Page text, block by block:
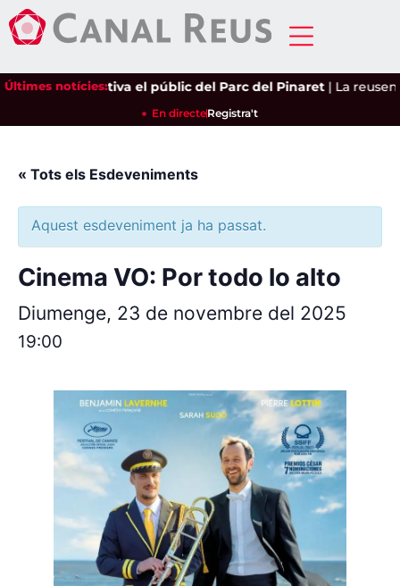
Últimes notícies:
Castro captiva el públic del Parc del Pinaret|La
En directeRegistra't
« Tots els Esdeveniments
Aquest esdeveniment ja ha passat.
Cinema VO: Por todo lo alto
Diumenge, 23 de novembre del 2025
19:00